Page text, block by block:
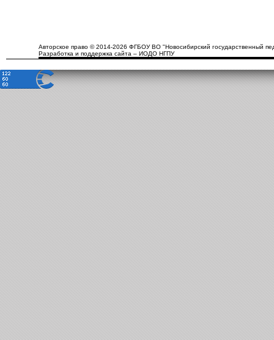
Авторское право © 2014-2026 ФГБОУ ВО "Новосибирский государственный
Разработка и поддержка сайта – ИОДО НГПУ